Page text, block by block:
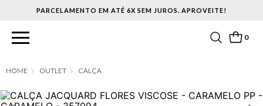
PARCELAMENTO EM ATÉ 6X SEM JUROS. APROVEITE!
0
OUTLET CALÇA